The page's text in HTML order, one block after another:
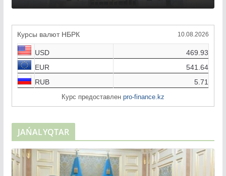
Курсы валют НБРК 10.08.2026
USD
469.93
EUR
541.64
RUB
5.71
Курс предоставлен pro-finance.kz
JAŃALYQTAR